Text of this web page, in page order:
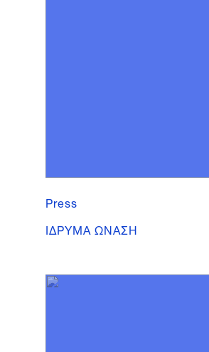
Press
ΙΔΡΥΜΑ ΩΝΑΣΗ